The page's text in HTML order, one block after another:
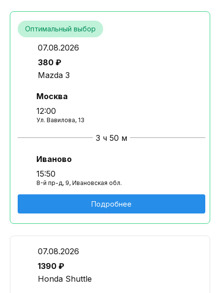
Оптимальный выбор
07.08.2026
380 ₽
Mazda 3
Москва
12:00
Ул. Вавилова, 13
3 ч 50 м
Иваново
15:50
8-й пр-д, 9, Ивановская обл.
Подробнее
07.08.2026
1390 ₽
Honda Shuttle